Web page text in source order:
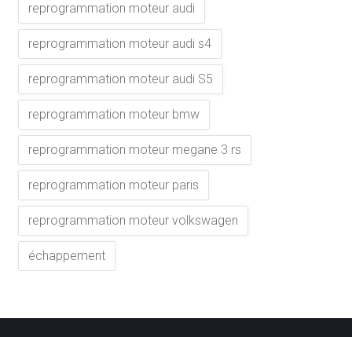
reprogrammation moteur audi
reprogrammation moteur audi s4
reprogrammation moteur audi S5
reprogrammation moteur bmw
reprogrammation moteur megane 3 rs
reprogrammation moteur paris
reprogrammation moteur volkswagen
échappement